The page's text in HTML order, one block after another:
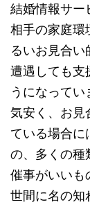
結婚情報サー
相手の家庭環
るいお見合い
遭遇しても支
うになってい
気安く、お見
ている場合に
の、多くの種
催事がいいも
世間に名の知